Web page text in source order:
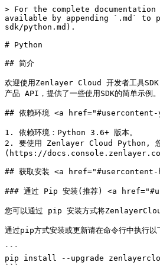
> For the complete
available by appending `.md` to
sdk/python.md).
# Python
## 简介
欢迎使用Zenlayer Cloud 开发者工具
产品 API，提供了一些使用SDK的简单示例
## 依赖环境 <a
1. 依赖环境：Python 3.6+ 版本。
2. 要使用 Zenlayer Cloud Python, 您需
(https://
## 获取安装 <a
### 通过 Pip 安装(推荐) <a
您可以通过 pip 安装方式将
通过pip方式安装或更新请在命令行中执行以
```
pip install --upgrade
```